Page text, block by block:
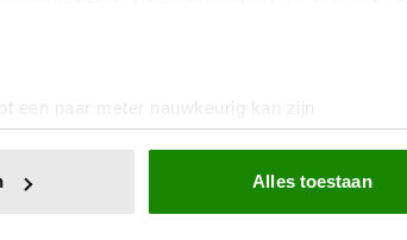
een paar meter nauwkeurig kan zijn
eigenschappen (fingerprinting)
Alles toestaan